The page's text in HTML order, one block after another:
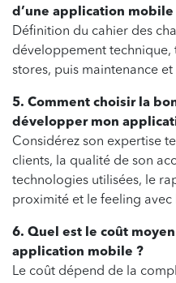
d’une application mobile
Définition du cahier des
développement technique,
stores, puis maintenance
5. Comment choisir la
développer mon
Considérez son expertise
clients, la qualité de son
technologies utilisées, le
proximité et le feeling avec
6. Quel est le coût
application mobile ?
Le coût dépend de la